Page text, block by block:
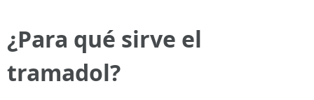
¿Para qué sirve el
tramadol?